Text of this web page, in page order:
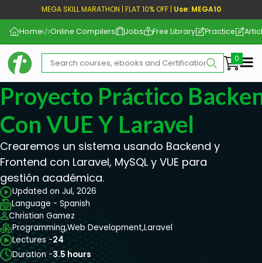
MEGA SKILL MARATHON | FLAT 10% OFF | Use: MEGA10
Home Online Compilers Jobs Free Library Practice
Proyecto Práctico
Con VUE Y Laravel
Crearemos un sistema usando Backend y
Frontend con Laravel, MySQL y VUE para
gestión académica.
Updated on Jul, 2026
Language - Spanish
Christian Gamez
Programming,Web Development,Laravel
Lectures -24
Duration -3.5 hours